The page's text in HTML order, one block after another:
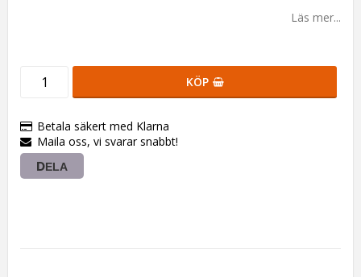
Läs mer...
KÖP
Betala säkert med Klarna
Maila oss, vi svarar snabbt!
DELA